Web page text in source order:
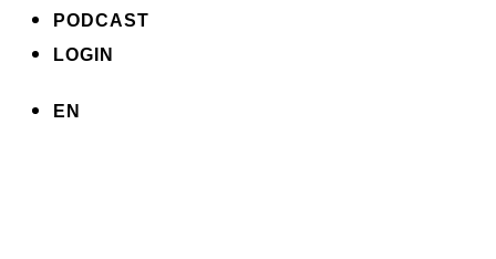
PODCAST
LOGIN
EN